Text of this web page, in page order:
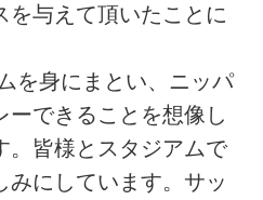
を与えて頂いたことに
を身にまとい、ニッパ
ーできることを想像し
。皆様とスタジアムで
みにしています。サッ